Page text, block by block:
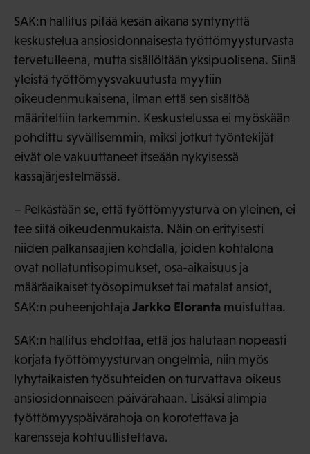
SAK:n hallitus pitää kesän aikana syntynyttä
keskustelua ansiosidonnaisesta työttömyysturvasta
tervetulleena, mutta sisällöltään yksipuolisena. Siinä
yleistä työttömyysvakuutusta myytiin
oikeudenmukaisena, ilman että sen sisältöä
määriteltiin tarkemmin. Keskustelussa ei myöskään
pohdittu syvällisemmin, miksi jotkut työntekijät
eivät ole vakuuttaneet itseään nykyisessä
kassajärjestelmässä.
– Pelkästään se, että työttömyysturva on yleinen, ei
tee siitä oikeudenmukaista. Näin on erityisesti
niiden palkansaajien kohdalla, joiden kohtalona
ovat nollatuntisopimukset, osa-aikaisuus ja
määräaikaiset työsopimukset tai matalat ansiot,
SAK:n puheenjohtaja Jarkko Eloranta muistuttaa.
SAK:n hallitus ehdottaa, että jos halutaan nopeasti
korjata työttömyysturvan ongelmia, niin myös
lyhytaikaisten työsuhteiden on turvattava oikeus
ansiosidonnaiseen päivärahaan. Lisäksi alimpia
työttömyyspäivärahoja on korotettava ja
karensseja kohtuullistettava.